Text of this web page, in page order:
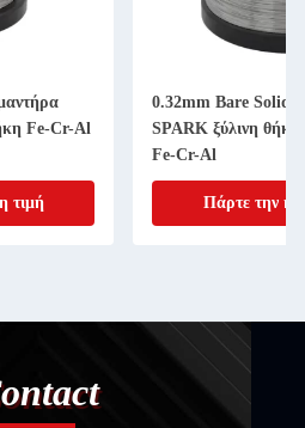
Fe-Cr-Al
τιμή
0.32mm Bare Solid
SPARK ξύλινη
Fe-Cr-Al
Πάρτε την